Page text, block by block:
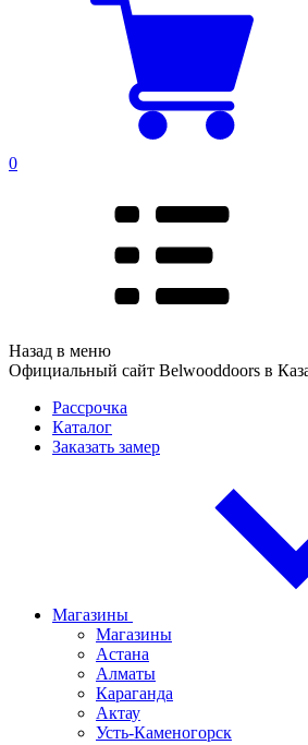
0
Назад в меню
Официальный сайт Belwooddoors в
Рассрочка
Каталог
Заказать замер
Магазины
Магазины
Астана
Алматы
Караганда
Актау
Усть-Каменогорск